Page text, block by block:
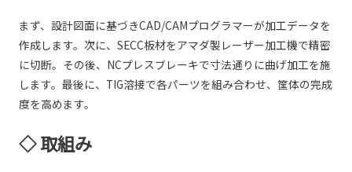
まず、設計図面に基づきCAD/CAMプログラマーが加工データを
作成します。次に、SECC板材をアマダ製レーザー加工機で精密
に切断。その後、NCプレスブレーキで寸法通りに曲げ加工を施
します。最後に、TIG溶接で各パーツを組み合わせ、筐体の完成
度を高めます。
◇ 取組み